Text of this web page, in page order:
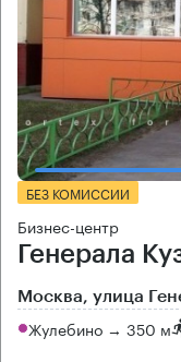
БЕЗ КОМИССИИ
Бизнес-центр
Генерала
Москва, улица
Жулебино → 350 м